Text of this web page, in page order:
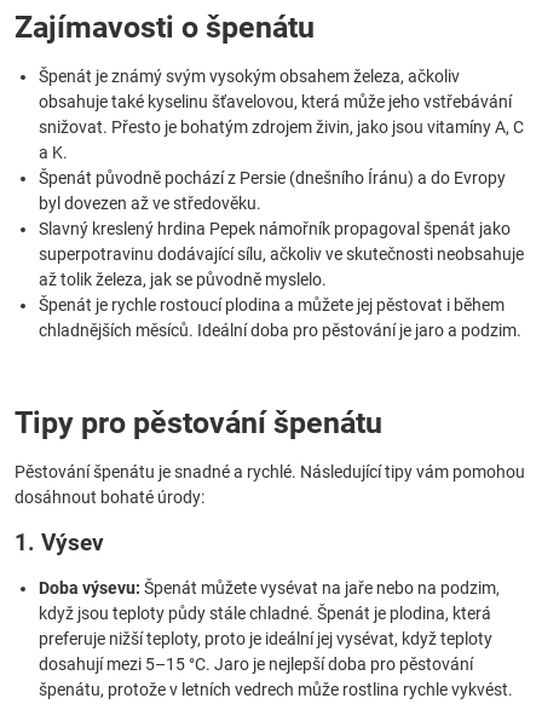
Zajímavosti o špenátu
Špenát je známý svým vysokým obsahem železa, ačkoliv
obsahuje také kyselinu šťavelovou, která může jeho vstřebávání
snižovat. Přesto je bohatým zdrojem živin, jako jsou vitamíny A, C
a K.
Špenát původně pochází z Persie (dnešního Íránu) a do Evropy
byl dovezen až ve středověku.
Slavný kreslený hrdina Pepek námořník propagoval špenát jako
superpotravinu dodávající sílu, ačkoliv ve skutečnosti neobsahuje
až tolik železa, jak se původně myslelo.
Špenát je rychle rostoucí plodina a můžete jej pěstovat i během
chladnějších měsíců. Ideální doba pro pěstování je jaro a podzim.
Tipy pro pěstování špenátu
Pěstování špenátu je snadné a rychlé. Následující tipy vám pomohou
dosáhnout bohaté úrody:
1. Výsev
Doba výsevu: Špenát můžete vysévat na jaře nebo na podzim,
když jsou teploty půdy stále chladné. Špenát je plodina, která
preferuje nižší teploty, proto je ideální jej vysévat, když teploty
dosahují mezi 5–15 °C. Jaro je nejlepší doba pro pěstování
špenátu, protože v letních vedrech může rostlina rychle vykvést.